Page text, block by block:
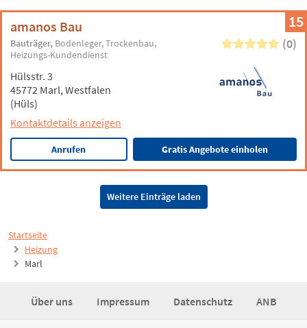
Startseite
Heizung
Marl
15
amanos Bau
Bauträger Bodenleger Trockenbau
Heizungs-Kundendienst
(0)
Hülsstr. 3
45772 Marl, Westfalen
(Hüls)
Kontaktdetails anzeigen
Anrufen Gratis Angebote einholen
Weitere Einträge laden
Über uns Impressum Datenschutz ANB